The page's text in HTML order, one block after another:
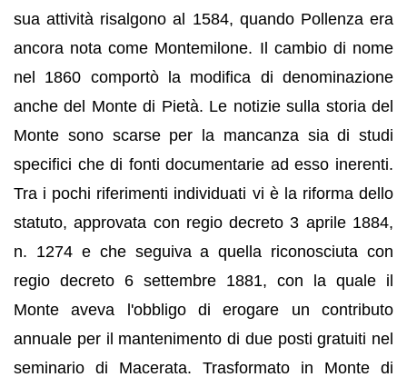
sua attività risalgono al 1584, quando Pollenza era
ancora nota come Montemilone. Il cambio di nome
nel 1860 comportò la modifica di denominazione
anche del Monte di Pietà. Le notizie sulla storia del
Monte sono scarse per la mancanza sia di studi
specifici che di fonti documentarie ad esso inerenti.
Tra i pochi riferimenti individuati vi è la riforma dello
statuto, approvata con regio decreto 3 aprile 1884,
n. 1274 e che seguiva a quella riconosciuta con
regio decreto 6 settembre 1881, con la quale il
Monte aveva l'obbligo di erogare un contributo
annuale per il mantenimento di due posti gratuiti nel
seminario di Macerata. Trasformato in Monte di